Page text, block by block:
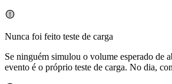
Nunca foi feito teste de carga
Se ninguém simulou o volume esperado de
evento é o próprio teste de carga. No dia,